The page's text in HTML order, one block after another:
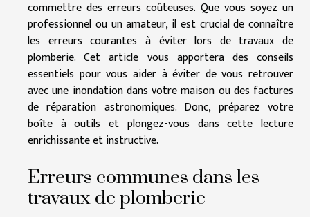
commettre des erreurs coûteuses. Que vous soyez un
professionnel ou un amateur, il est crucial de connaître
les erreurs courantes à éviter lors de travaux de
plomberie. Cet article vous apportera des conseils
essentiels pour vous aider à éviter de vous retrouver
avec une inondation dans votre maison ou des factures
de réparation astronomiques. Donc, préparez votre
boîte à outils et plongez-vous dans cette lecture
enrichissante et instructive.
Erreurs communes dans les
travaux de plomberie